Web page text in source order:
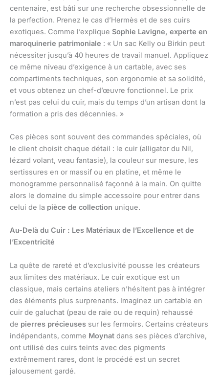
centenaire, est bâti sur une recherche obsessionnelle de
la perfection. Prenez le cas d’Hermès et de ses cuirs
exotiques. Comme l’explique Sophie Lavigne, experte en
maroquinerie patrimoniale : « Un sac Kelly ou Birkin peut
nécessiter jusqu’à 40 heures de travail manuel. Appliquez
ce même niveau d’exigence à un cartable, avec ses
compartiments techniques, son ergonomie et sa solidité,
et vous obtenez un chef-d’œuvre fonctionnel. Le prix
n’est pas celui du cuir, mais du temps d’un artisan dont la
formation a pris des décennies. »
Ces pièces sont souvent des commandes spéciales, où
le client choisit chaque détail : le cuir (alligator du Nil,
lézard volant, veau fantasie), la couleur sur mesure, les
sertissures en or massif ou en platine, et même le
monogramme personnalisé façonné à la main. On quitte
alors le domaine du simple accessoire pour entrer dans
celui de la pièce de collection unique.
Au-Delà du Cuir : Les Matériaux de l’Excellence et de
l’Excentricité
La quête de rareté et d’exclusivité pousse les créateurs
aux limites des matériaux. Le cuir exotique est un
classique, mais certains ateliers n’hésitent pas à intégrer
des éléments plus surprenants. Imaginez un cartable en
cuir de galuchat (peau de raie ou de requin) rehaussé
de pierres précieuses sur les fermoirs. Certains créateurs
indépendants, comme Moynat dans ses pièces d’archive,
ont utilisé des cuirs teints avec des pigments
extrêmement rares, dont le procédé est un secret
jalousement gardé.